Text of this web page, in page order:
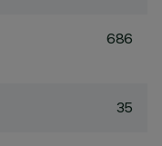
686
35